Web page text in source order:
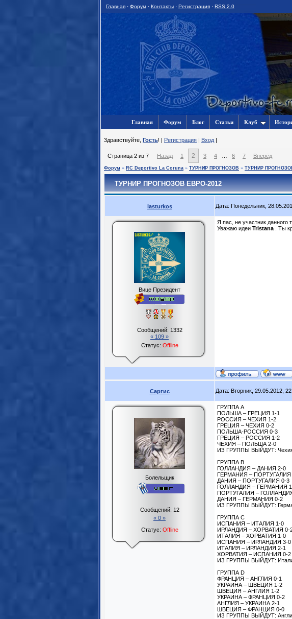
Главная · Форум · Контакты · Регистрация · RSS 2.0
Главная Форум Блог Статьи Клуб
3дравствуйте, Гость! | Регистрация | Вход |
Страница 2 из 7 Назад 1 2 3 4 6 7 Вперёд
Форум » RC Deportivo La Coruna » ТУРНИР ПРОГНОЗОВ » ТУРНИР
ТУРНИР ПРОГНОЗОВ ЕВРО-2012
lasturkos Дата: Понедельник,
Вице Президент
Сообщений: 1332
« 109 »
Статус: Offline
Я пас, не участник данного
Уважаю идеи Tristanа . Ты
Саргис Дата: Вторник, 29.05.2012,
Болельщик
Сообщений: 12
« 0 »
Статус: Offline
ГРУППА А
ПОЛЬША – ГРЕЦИЯ 1-1
РОССИЯ – ЧЕХИЯ 1-2
ГРЕЦИЯ – ЧЕХИЯ 0-2
ПОЛЬША-РОССИЯ 0-3
ГРЕЦИЯ – РОССИЯ 1-2
ЧЕХИЯ – ПОЛЬША 2-0
ИЗ ГРУППЫ ВЫЙДУТ:
ГРУППА B
ГОЛЛАНДИЯ – ДАНИЯ 2-0
ГЕРМАНИЯ – ПОРТУГАЛИЯ
ДАНИЯ – ПОРТУГАЛИЯ 0-3
ГОЛЛАНДИЯ – ГЕРМАНИЯ
ПОРТУГАЛИЯ –
ДАНИЯ – ГЕРМАНИЯ 0-2
ИЗ ГРУППЫ ВЫЙДУТ:
ГРУППА С
ИСПАНИЯ – ИТАЛИЯ 1-0
ИРЛАНДИЯ – ХОРВАТИЯ 0-
ИТАЛИЯ – ХОРВАТИЯ 1-0
ИСПАНИЯ – ИРЛАНДИЯ 3-0
ИТАЛИЯ – ИРЛАНДИЯ 2-1
ХОРВАТИЯ – ИСПАНИЯ 0-2
ИЗ ГРУППЫ ВЫЙДУТ:
ГРУППА D
ФРАНЦИЯ – АНГЛИЯ 0-1
УКРАИНА – ШВЕЦИЯ 1-2
ШВЕЦИЯ – АНГЛИЯ 1-2
УКРАИНА – ФРАНЦИЯ 0-2
АНГЛИЯ – УКРАИНА 2-1
ШВЕЦИЯ – ФРАНЦИЯ 0-0
ИЗ ГРУППЫ ВЫЙДУТ: